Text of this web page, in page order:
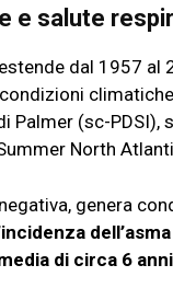
e salute
dal 1957
Palmer (sc-
North
genera
di circa 6